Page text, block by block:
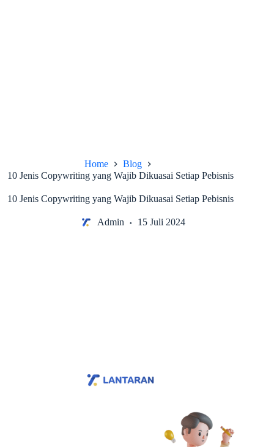
Home
Blog
10 Jenis Copywriting yang Wajib Dikuasai Setiap Pebisnis
10 Jenis Copywriting yang Wajib Dikuasai Setiap Pebisnis
Admin 15 Juli 2024